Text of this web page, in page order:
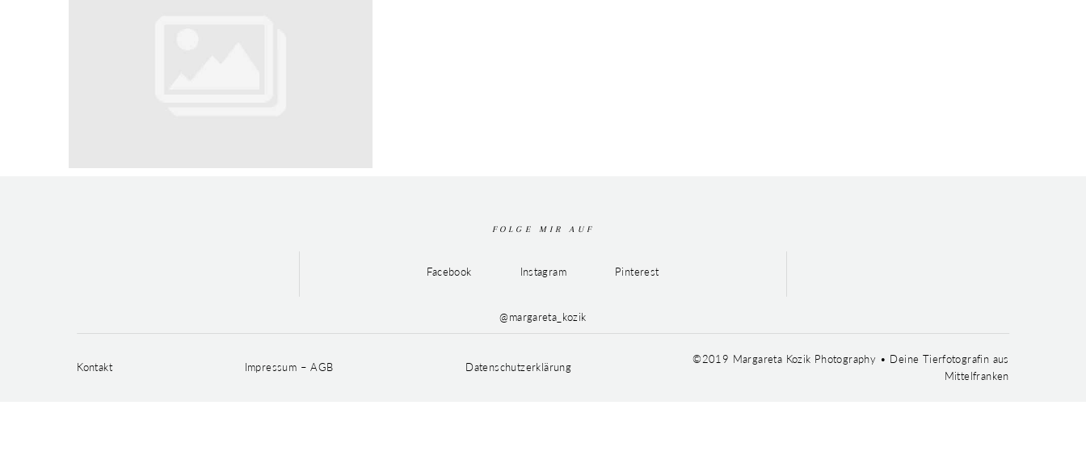
FOLGE MIR AUF
Facebook Instagram Pinterest
@margareta_kozik
Kontakt Impressum – AGB Datenschutzerklärung
©2019 Margareta Kozik Photography • Deine Tierfotografin aus
Mittelfranken